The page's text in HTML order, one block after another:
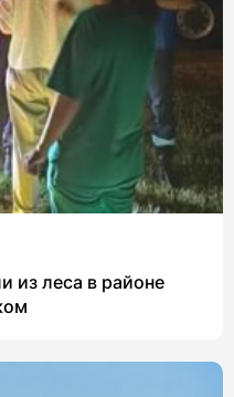
из леса в районе